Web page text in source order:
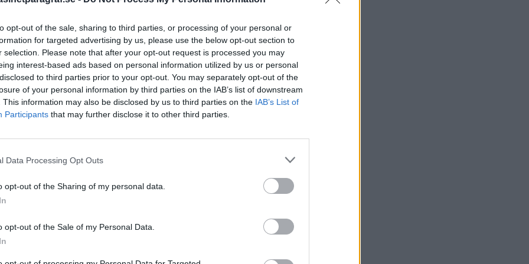
opt-out of the sale, sharing to third parties, or processing of your personal or
for targeted advertising by us, please use the below opt-out section to
selection. Please note that after your opt-out request is processed you may
interest-based ads based on personal information utilized by us or personal
to third parties prior to your opt-out. You may separately opt-out of the
of your personal information by third parties on the IAB’s list of downstream
This information may also be disclosed by us to third parties on the IAB’s List of
Participants that may further disclose it to other third parties.
Data Processing Opt Outs
opt-out of the Sharing of my personal data.
opt-out of the Sale of my Personal Data.
inget…
med fasa. Den
STÖD OSS
Stöd Para§rafs bevakning av rättssäkerheten
PRENUMERERA PÅ PARA§RAFS NYHETSBREV
Andreas
Brottslighet Börje
Börje R P Carlsson